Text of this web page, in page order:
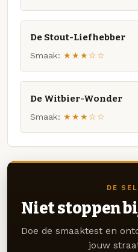
De Stout-Liefhebber
Smaak: ★★★☆☆
De Witbier-Wonder
Smaak: ★★★☆☆
DE
Niet stoppen
Doe de smaaktest en
jouw